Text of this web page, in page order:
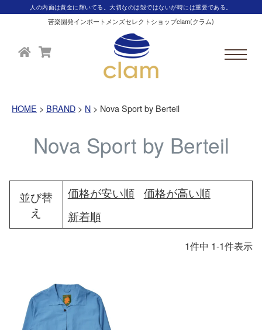
人の内面は黄金に輝いてる。大切なのは殻ではないが時には重要である。
苦楽園発インポートメンズセレクトショップclam(クラム)
HOME BRAND N Nova Sport by Berteil
Nova Sport by Berteil
並び替
え
価格が安い順
価格が高い順
新着順
1件中 1-1件表示